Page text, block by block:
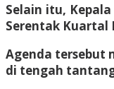
Selain itu,
Serentak Kuartal
Agenda tersebut
di tengah